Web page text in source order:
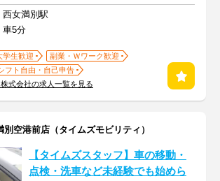
西女満別駅
車5分
学生歓迎
副業・Ｗワーク歓迎
フト自由・自己申告
式会社の求人一覧を見る
空港前店（タイムズモビリティ）
【タイムズスタッフ】車の移動・
点検・洗車など未経験でも始めら